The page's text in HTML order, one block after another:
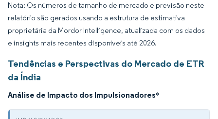
Nota: Os números de tamanho de mercado e previsão neste
relatório são gerados usando a estrutura de estimativa
proprietária da Mordor Intelligence, atualizada com os dados
e insights mais recentes disponíveis até 2026.
Tendências e Perspectivas do Mercado de ETR
da Índia
Análise de Impacto dos Impulsionadores*